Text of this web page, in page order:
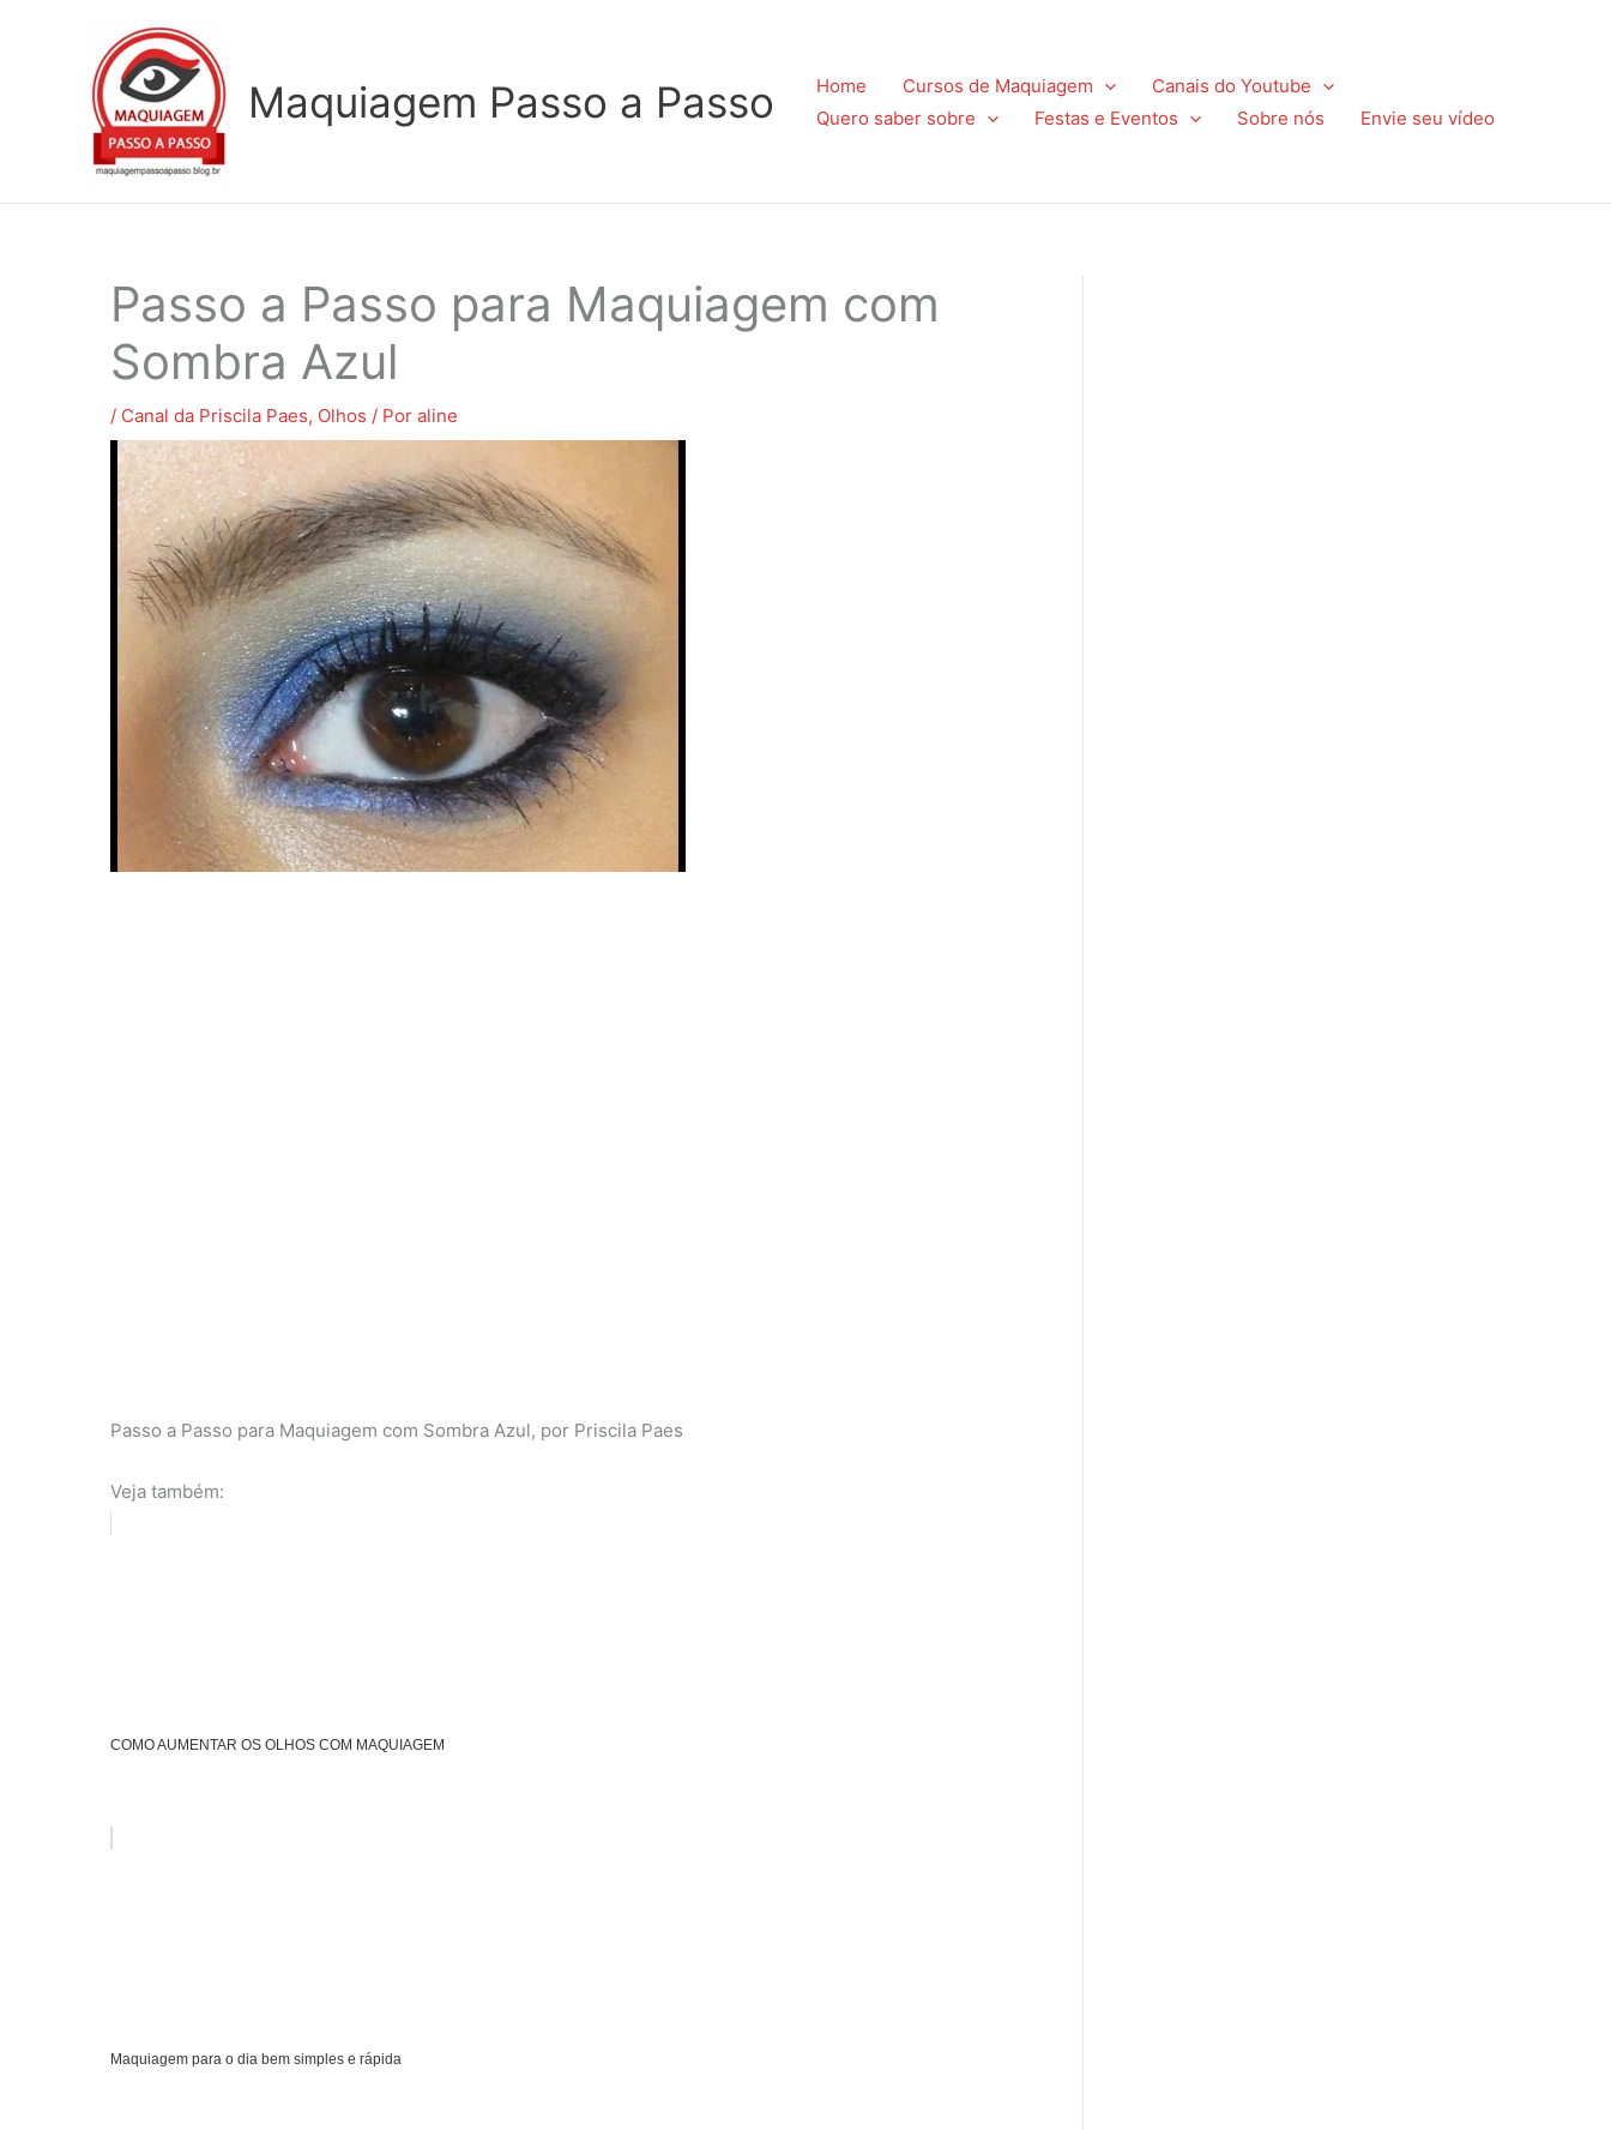
Maquiagem Passo a Passo Home Cursos de Maquiagem
Canais do Youtube
Quero saber sobre
Festas e Eventos Sobre nós Envie seu vídeo
Passo a Passo para Maquiagem com
Sombra Azul
/ Canal da Priscila Paes, Olhos / Por aline
Passo a Passo para Maquiagem com Sombra Azul, por Priscila Paes
Veja também:
COMO AUMENTAR OS OLHOS COM MAQUIAGEM
Maquiagem para o dia bem simples e rápida